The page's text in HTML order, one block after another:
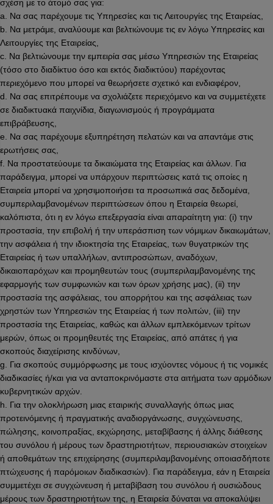
σχέση με το άτομό σας για:
a. Να σας παρέχουμε τις Υπηρεσίες και τις Λειτουργίες της Εταιρείας,
b. Να μετράμε, αναλύουμε και βελτιώνουμε τις εν λόγω Υπηρεσίες και
Λειτουργίες της Εταιρείας,
c. Να βελτιώνουμε την εμπειρία σας μέσω Υπηρεσιών της Εταιρείας
(τόσο στο διαδίκτυο όσο και εκτός διαδικτύου) παρέχοντας
περιεχόμενο που μπορεί να θεωρήσετε σχετικό και ενδιαφέρον,
d. Να σας επιτρέπουμε να σχολιάζετε περιεχόμενο και να συμμετέχετε
σε διαδικτυακά παιχνίδια, διαγωνισμούς ή προγράμματα
επιβράβευσης,
e. Να σας παρέχουμε εξυπηρέτηση πελατών και να απαντάμε στις
ερωτήσεις σας,
f. Να προστατεύουμε τα δικαιώματα της Εταιρείας και άλλων. Για
παράδειγμα, μπορεί να υπάρχουν περιπτώσεις κατά τις οποίες η
Εταιρεία μπορεί να χρησιμοποιήσει τα προσωπικά σας δεδομένα,
συμπεριλαμβανομένων περιπτώσεων όπου η Εταιρεία θεωρεί,
καλόπιστα, ότι η εν λόγω επεξεργασία είναι απαραίτητη για: (i) την
προστασία, την επιβολή ή την υπεράσπιση των νόμιμων δικαιωμάτων,
την ασφάλεια ή την ιδιοκτησία της Εταιρείας, των θυγατρικών της
Εταιρείας ή των υπαλλήλων, αντιπροσώπων, αναδόχων,
δικαιοπαρόχων και προμηθευτών τους (συμπεριλαμβανομένης της
εφαρμογής των συμφωνιών και των όρων χρήσης μας), (ii) την
προστασία της ασφάλειας, του απορρήτου και της ασφάλειας των
χρηστών των Υπηρεσιών της Εταιρείας ή των πολιτών, (iii) την
προστασία της Εταιρείας, καθώς και άλλων εμπλεκόμενων τρίτων
μερών, όπως οι προμηθευτές της Εταιρείας, από απάτες ή για
σκοπούς διαχείρισης κινδύνων,
g. Για σκοπούς συμμόρφωσης με τους ισχύοντες νόμους ή τις νομικές
διαδικασίες ή/και για να ανταποκρινόμαστε στα αιτήματα των αρμόδιων
κυβερνητικών αρχών.
h. Για την ολοκλήρωση μιας εταιρικής συναλλαγής όπως μιας
προτεινόμενης ή πραγματικής αναδιοργάνωσης, συγχώνευσης,
πώλησης, κοινοπραξίας, εκχώρησης, μεταβίβασης ή άλλης διάθεσης
του συνόλου ή μέρους των δραστηριοτήτων, περιουσιακών στοιχείων
ή αποθεμάτων της επιχείρησης (συμπεριλαμβανομένης οποιασδήποτε
πτώχευσης ή παρόμοιων διαδικασιών). Για παράδειγμα, εάν η Εταιρεία
συμμετέχει σε συγχώνευση ή μεταβίβαση του συνόλου ή ουσιώδους
μέρους των δραστηριοτήτων της, η Εταιρεία δύναται να αποκαλύψει